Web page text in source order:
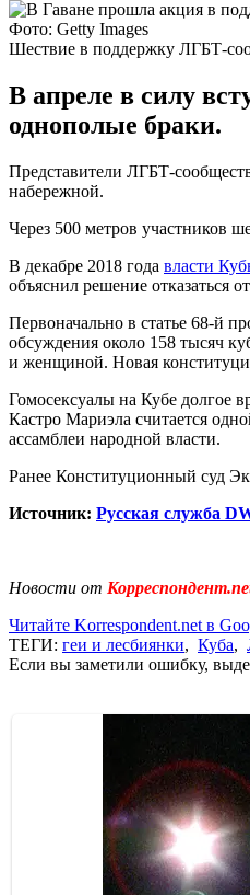
Фото: Getty Images
Шествие в поддержку ЛГБТ-
В апреле в силу
однополые браки.
Представители ЛГБТ-
набережной.
Через 500 метров участников
В декабре 2018 года власти
объяснил решение отказаться
Первоначально в статье 68-й
обсуждения около 158 тысяч
и женщиной. Новая
Гомосексуалы на Кубе долгое
Кастро Мариэла считается
ассамблеи народной власти.
Ранее Конституционный суд
Источник: Русская служба
Новости от
Читайте Korrespondent.net в
ТЕГИ: геи и лесбиянки, Куба,
Если вы заметили ошибку,